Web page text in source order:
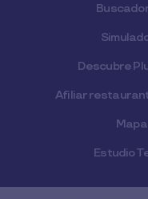
Descubre
Afiliar
Estudio